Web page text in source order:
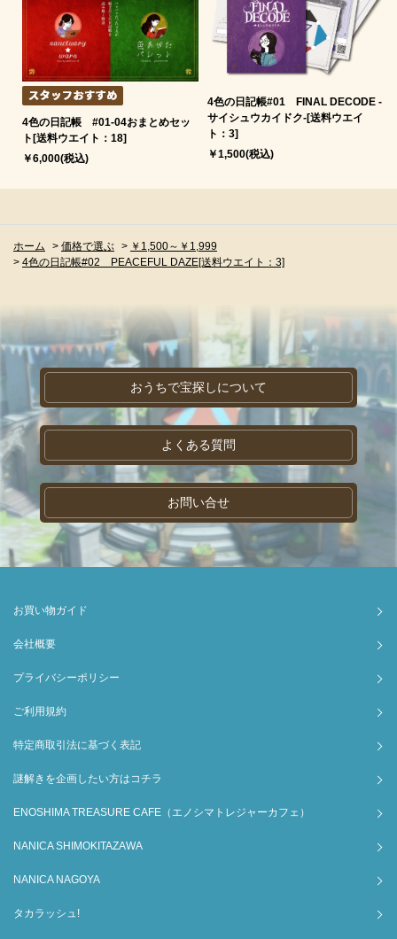
4色の日記帳 #01-04おまとめセッ
ト[送料ウエイト：18]
￥6,000(税込)
4色の日記帳#01 FINAL DECODE -
サイシュウカイドク-[送料ウエイ
ト：3]
￥1,500(税込)
ホーム > 価格で選ぶ > ￥1,500～￥1,999
> 4色の日記帳#02 PEACEFUL DAZE[送料ウエイト：3]
おうちで宝探しについて
よくある質問
お問い合せ
お買い物ガイド
会社概要
プライバシーポリシー
ご利用規約
特定商取引法に基づく表記
謎解きを企画したい方はコチラ
ENOSHIMA TREASURE CAFE（エノシマトレジャーカフェ）
NANICA SHIMOKITAZAWA
NANICA NAGOYA
タカラッシュ!